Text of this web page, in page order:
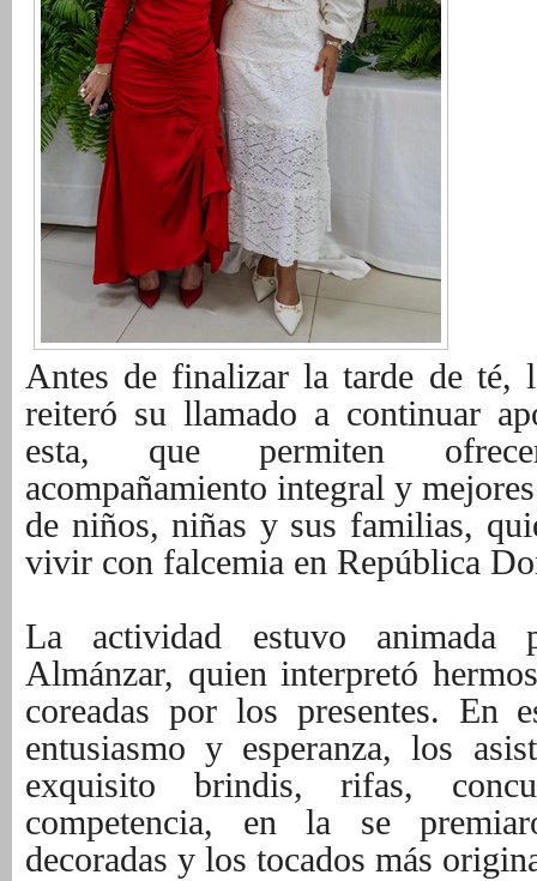
Antes de finalizar la tarde de té,
reiteró su llamado a continuar
esta, que permiten
acompañamiento integral y
de niños, niñas y sus familias,
vivir con falcemia en República
La actividad estuvo animada
Almánzar, quien interpretó
coreadas por los presentes. En
entusiasmo y esperanza, los
exquisito brindis, rifas,
competencia, en la se
decoradas y los tocados más